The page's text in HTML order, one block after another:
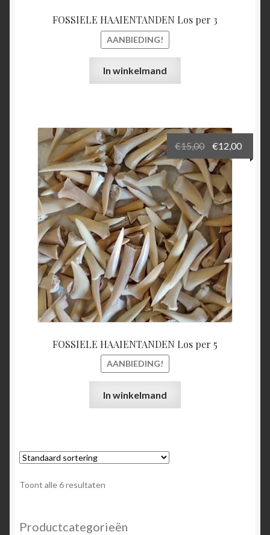
FOSSIELE HAAIENTANDEN Los per 3
AANBIEDING!
In winkelmand
FOSSIELE HAAIENTANDEN Los per 5
AANBIEDING!
€15,00
prijs
was:
€15,00.
€12,00
prijs
In winkelmand
Toont alle 6 resultaten
Productcategorieën